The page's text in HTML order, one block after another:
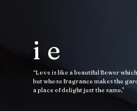
ie
“Love is like a beautiful flower
but whose fragrance makes the
a place of delight just the same.”